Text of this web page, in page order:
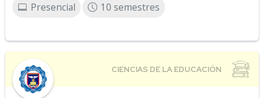
Presencial 10 semestres